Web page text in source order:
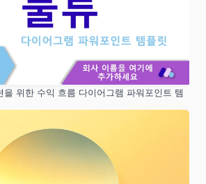
을 위한 수익 흐름 다이어그램 파워포인트 템